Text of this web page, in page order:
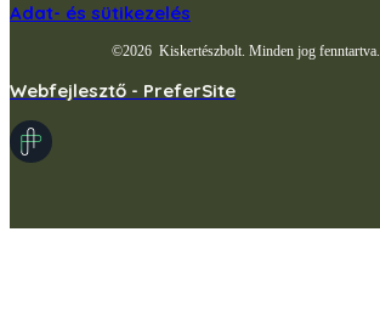
Adat- és sütikezelés
©2026Kiskertészbolt. Minden jog fenntartva.
Webfejlesztő - PreferSite